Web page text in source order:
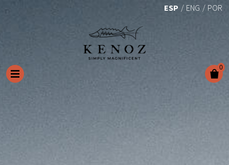
ESP ENG POR
0